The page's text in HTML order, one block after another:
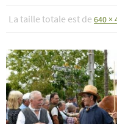
La taille totale est de 640 ×